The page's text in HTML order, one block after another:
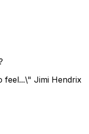
feel...\" Jimi Hendrix